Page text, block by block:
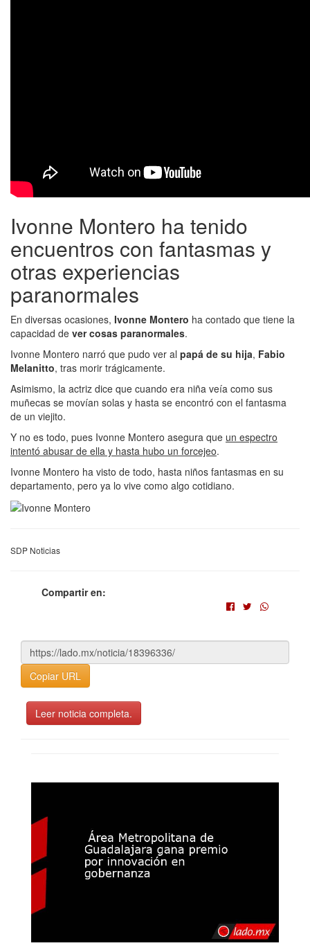
Ivonne Montero ha tenido
encuentros con fantasmas y
otras experiencias
paranormales
En diversas ocasiones, Ivonne Montero ha contado que tiene la
capacidad de ver cosas paranormales.
Ivonne Montero narró que pudo ver al papá de su hija, Fabio
Melanitto, tras morir trágicamente.
Asimismo, la actriz dice que cuando era niña veía como sus
muñecas se movían solas y hasta se encontró con el fantasma
de un viejito.
Y no es todo, pues Ivonne Montero asegura que un espectro
intentó abusar de ella y hasta hubo un forcejeo.
Ivonne Montero ha visto de todo, hasta niños fantasmas en su
departamento, pero ya lo vive como algo cotidiano.
SDP Noticias
Compartir en:
Copiar URL
Leer noticia completa.